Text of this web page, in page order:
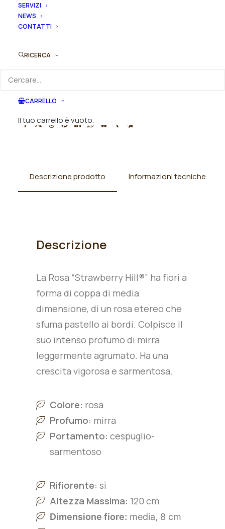
SERVIZI
NEWS
CONTATTI
RICERCA
CARRELLO
Il tuo carrello è vuoto.
SKU
Descrizione prodotto Informazioni tecniche
Descrizione
La Rosa “Strawberry Hill®” ha fiori a
forma di coppa di media
dimensione, di un rosa etereo che
sfuma pastello ai bordi. Colpisce il
suo intenso profumo di mirra
leggermente agrumato. Ha una
crescita vigorosa e sarmentosa.
Colore: rosa
Profumo: mirra
Portamento: cespuglio-
sarmentoso
Rifiorente: sì
Altezza Massima: 120 cm
Dimensione fiore: media, 8 cm